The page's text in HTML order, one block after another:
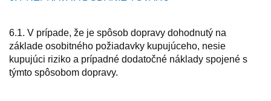
6.1. V prípade, že je spôsob dopravy dohodnutý na
základe osobitného požiadavky kupujúceho, nesie
kupujúci riziko a prípadné dodatočné náklady spojené s
týmto spôsobom dopravy.